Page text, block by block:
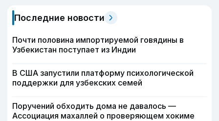
Последние новости
Почти половина импортируемой говядины в
Узбекистан поступает из Индии
В США запустили платформу психологической
поддержки для узбекских семей
Поручений обходить дома не давалось —
Ассоциация махаллей о проверяющем хокиме